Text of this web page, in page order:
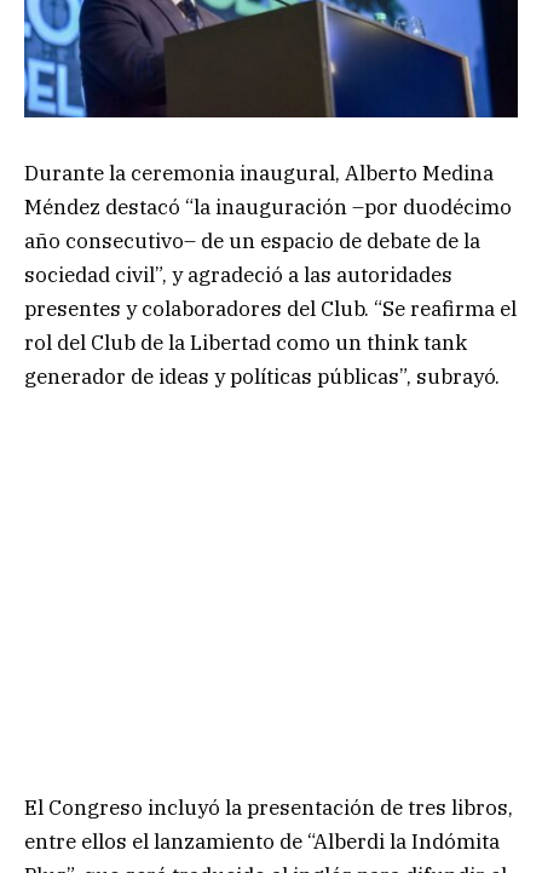
Durante la ceremonia inaugural, Alberto Medina
Méndez destacó “la inauguración –por duodécimo
año consecutivo– de un espacio de debate de la
sociedad civil”, y agradeció a las autoridades
presentes y colaboradores del Club. “Se reafirma el
rol del Club de la Libertad como un think tank
generador de ideas y políticas públicas”, subrayó.
El Congreso incluyó la presentación de tres libros,
entre ellos el lanzamiento de “Alberdi la Indómita